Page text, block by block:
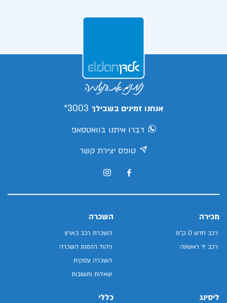
אנחנו זמינים בשבילך 3003*
דברו איתנו בוואטסאפ
טופס יצירת קשר
מכירה
רכב חדש 0 ק"מ
רכב יד ראשונה
השכרה
השכרת רכב בארץ
ניהול הזמנת השכרה
השכרה עסקית
שאלות ותשובות
ליסינג כללי